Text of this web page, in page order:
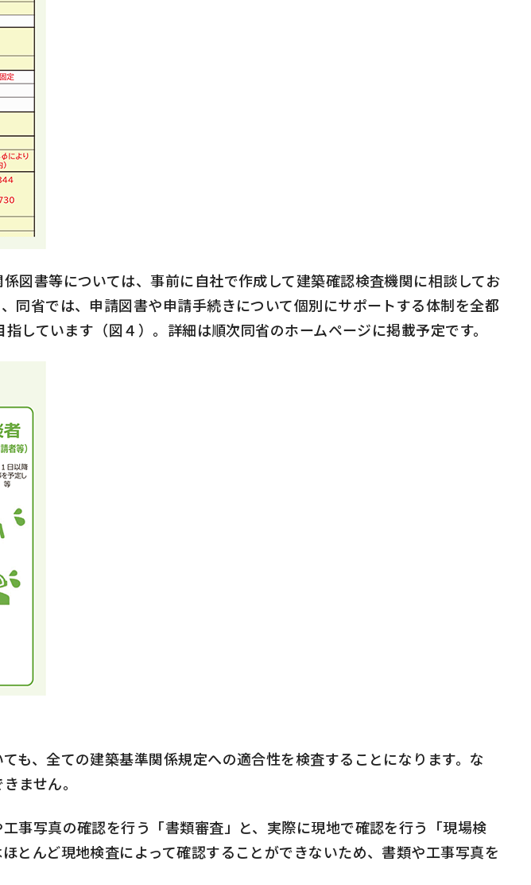
図書等については、事前に自社で作成して建築確認検査機関に相談してお
同省では、申請図書や申請手続きについて個別にサポートする体制を全都
しています（図４）。詳細は順次同省のホームページに掲載予定です。
、全ての建築基準関係規定への適合性を検査することになります。な
ません。
事写真の確認を行う「書類審査」と、実際に現地で確認を行う「現場検
とんど現地検査によって確認することができないため、書類や工事写真を